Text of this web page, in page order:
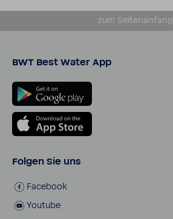
zum Seiten­an­fang
BWT Best Water App
Folgen Sie uns
Face­book
Youtube